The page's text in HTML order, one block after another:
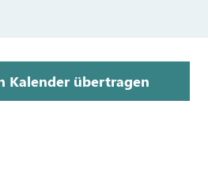
Kalender übertragen